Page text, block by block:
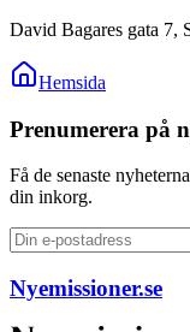
David Bagares gata 7,
Hemsida
Prenumerera på
Få de senaste
din inkorg.
Nyemissioner.se